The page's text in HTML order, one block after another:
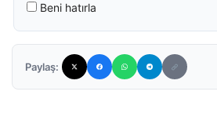
Beni hatırla
Paylaş: